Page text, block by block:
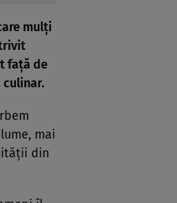
mulți
față de
mai
din